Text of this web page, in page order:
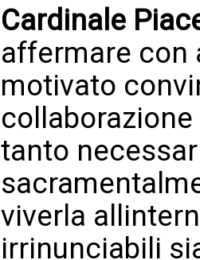
Cardinale
affermare con
motivato
tanto
viverla
irrinunciabili